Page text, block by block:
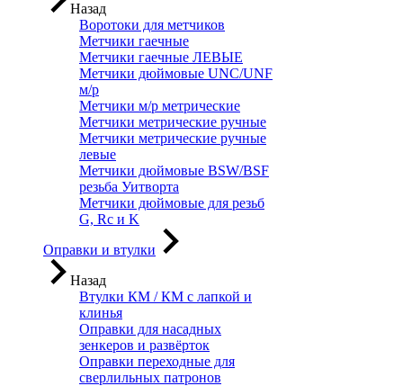
Назад
Воротоки для метчиков
Метчики гаечные
Метчики гаечные ЛЕВЫЕ
Метчики дюймовые UNC/UNF
м/р
Метчики м/р метрические
Метчики метрические ручные
Метчики метрические ручные
левые
Метчики дюймовые BSW/BSF
резьба Уитворта
Метчики дюймовые для резьб
G, Rc и K
Оправки и втулки
Назад
Втулки КМ / КМ с лапкой и
клинья
Оправки для насадных
зенкеров и развёрток
Оправки переходные для
сверлильных патронов